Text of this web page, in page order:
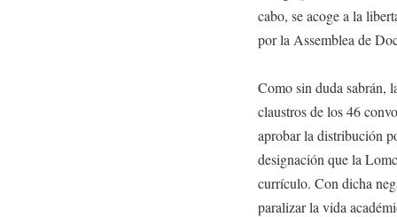
cabo, se acoge a la
por la Assemblea de
Como sin duda sabrán,
claustros de los 46
aprobar la distribución
designación que la
currículo. Con dicha
paralizar la vida